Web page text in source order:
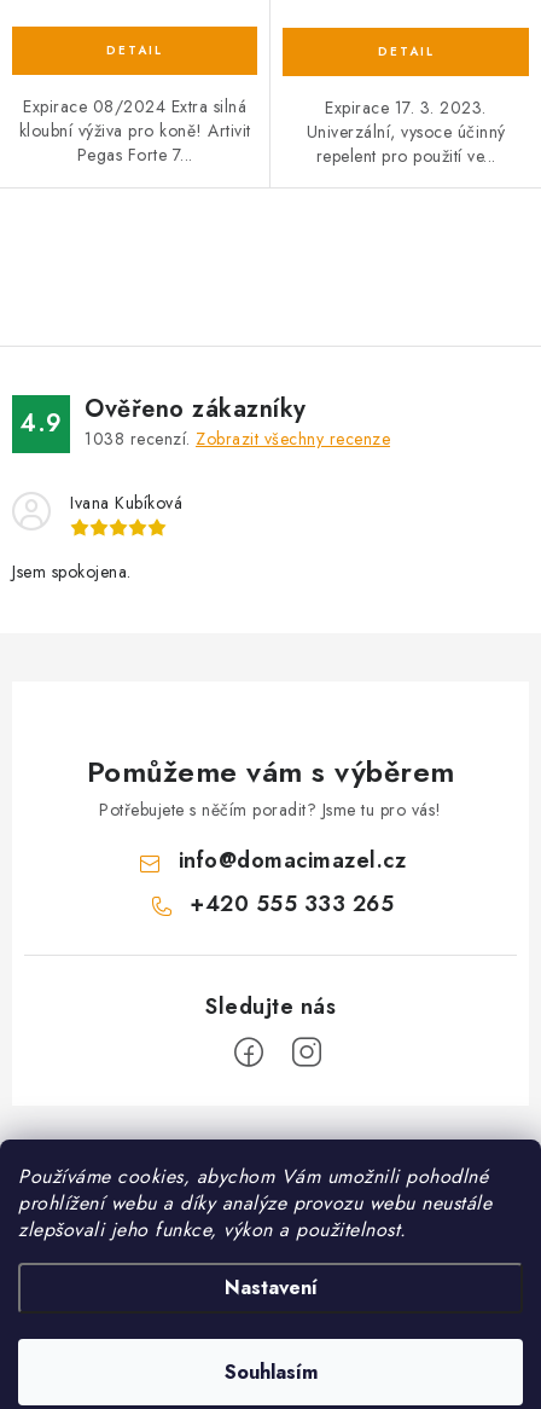
Používáme cookies, abychom Vám umožnili pohodlné
prohlížení webu a díky analýze provozu webu neustále
zlepšovali jeho funkce, výkon a použitelnost.
Nastavení
Souhlasím
Expirace 08/2024 Extra silná
kloubní výživa pro koně! Artivit
Pegas Forte 7...
Expirace 17. 3. 2023.
Univerzální, vysoce účinný
repelent pro použití ve...
á
d
a
c
p
v
4.9 Ověřeno zákazníky
1038 recenzí. Zobrazit všechny recenze
Ivana Kubíková
Jsem spokojena.
Pomůžeme vám s výběrem
Potřebujete s něčím poradit? Jsme tu pro vás!
info@domacimazel.cz
+420 555 333 265
Z
á
Informace pro vás
Kontakt
Možnosti dopravy
Hodnocení obchodu
❤️ Oblíbené kategorie
DomaciMazel.cz. Všechna práva vyhrazena.